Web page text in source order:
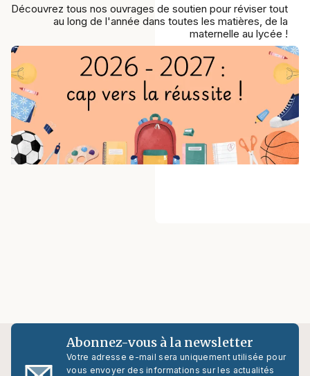
Découvrez tous nos ouvrages de soutien pour réviser tout
au long de l'année dans toutes les matières, de la
maternelle au lycée !
Abonnez-vous à la newsletter
Votre adresse e-mail sera uniquement utilisée pour
vous envoyer des informations sur les actualités